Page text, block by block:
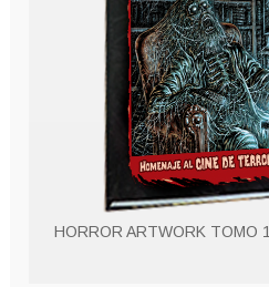
HORROR ARTWORK TOMO 1